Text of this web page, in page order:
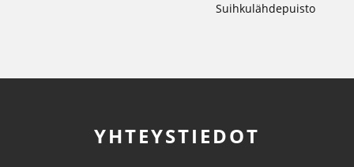
Suihkulähdepuisto
YHTEYSTIEDOT